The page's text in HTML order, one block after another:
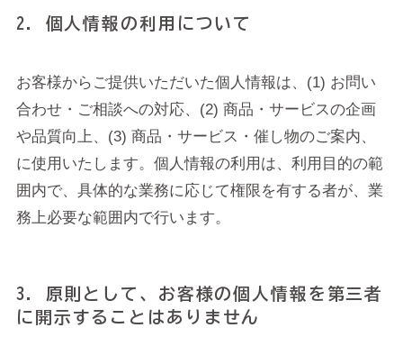
2. 個人情報の利用について
お客様からご提供いただいた個人情報は、(1) お問い
合わせ・ご相談への対応、(2) 商品・サービスの企画
や品質向上、(3) 商品・サービス・催し物のご案内、
に使用いたします。個人情報の利用は、利用目的の範
囲内で、具体的な業務に応じて権限を有する者が、業
務上必要な範囲内で行います。
3. 原則として、お客様の個人情報を第三者
に開示することはありません